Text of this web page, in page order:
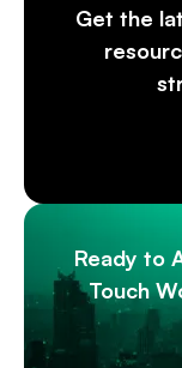
Get the
Ready to
Touch